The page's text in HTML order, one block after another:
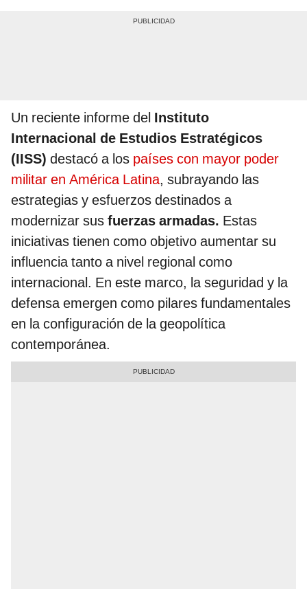
Un reciente informe del Instituto
Internacional de Estudios Estratégicos
(IISS) destacó a los países con mayor poder
militar en América Latina, subrayando las
estrategias y esfuerzos destinados a
modernizar sus fuerzas armadas. Estas
iniciativas tienen como objetivo aumentar su
influencia tanto a nivel regional como
internacional. En este marco, la seguridad y la
defensa emergen como pilares fundamentales
en la configuración de la geopolítica
contemporánea.